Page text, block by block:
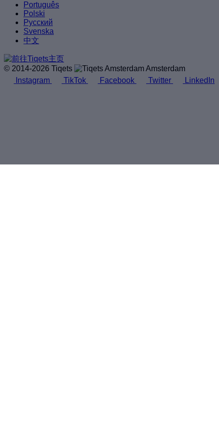
Português
Polski
Русский
Svenska
中文
© 2014-2026 Tiqets
Amsterdam
Instagram
TikTok Facebook Twitter LinkedIn